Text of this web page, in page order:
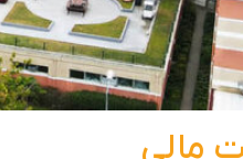
مالی